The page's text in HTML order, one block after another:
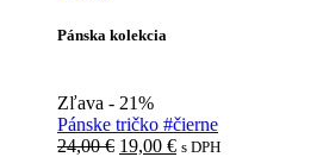
Pánska kolekcia
Zľava - 21%
Pánske tričko #čierne
24,00€ Pôvodná
19,00 €Aktuálna
s DPH